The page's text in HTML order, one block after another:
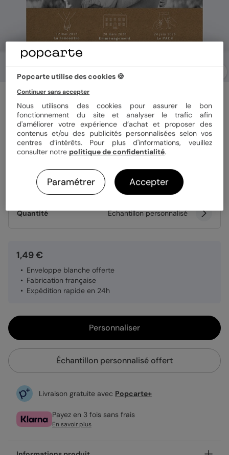
Faire part pacs
Célébration
Format 14x14 cm plié
Papier Papier Satiné
Quantité Échantillon personnalisé
1,49 €
Enveloppe blanche offerte
Fabrication française
Expédition rapide en 24h
Personnaliser
Échantillon personnalisé offert
Livraison gratuite avec Popcarte+
Payez en 3 fois sans frais
En savoir plus
Popcarte utilise des cookies 🍪
Continuer sans accepter
Nous utilisons des cookies pour assurer le bon
fonctionnement du site et analyser le trafic afin
d'améliorer votre expérience d’achat et proposer des
contenus et/ou des publicités personnalisées selon vos
centres d’intérêts. Pour plus d'informations, veuillez
consulter notre politique de confidentialité.
Paramétrer Accepter